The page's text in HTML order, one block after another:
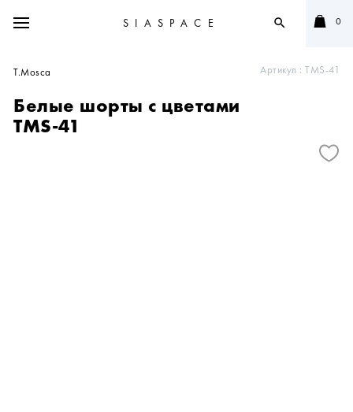
SIASPACE search 0
Артикул : TMS-41
T.Mosca
Белые шорты с цветами
TMS-41